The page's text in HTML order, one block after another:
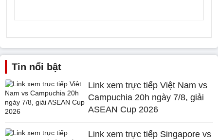
Tin nổi bật
Link xem trực tiếp Việt Nam vs
Campuchia 20h ngày 7/8, giải
ASEAN Cup 2026
Link xem trực tiếp Singapore vs